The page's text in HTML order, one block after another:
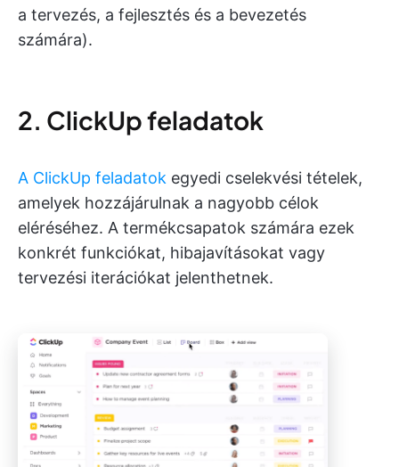
a tervezés, a fejlesztés és a bevezetés
számára).
2. ClickUp feladatok
A ClickUp feladatok egyedi cselekvési tételek,
amelyek hozzájárulnak a nagyobb célok
eléréséhez. A termékcsapatok számára ezek
konkrét funkciókat, hibajavításokat vagy
tervezési iterációkat jelenthetnek.